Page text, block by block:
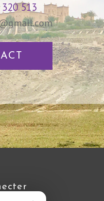
513